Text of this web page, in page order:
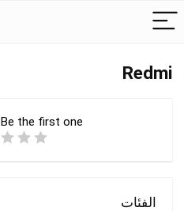
Redmi
Be the first one!
الفئات